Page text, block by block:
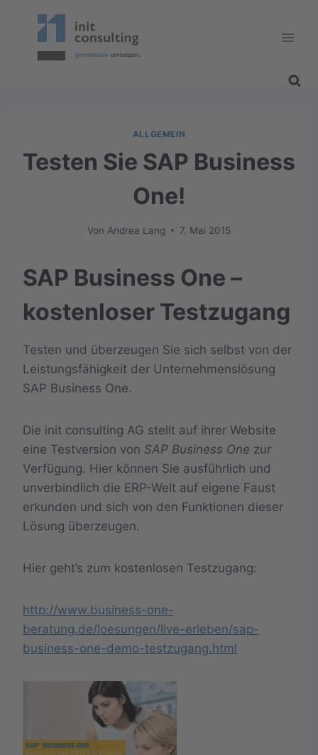
ALLGEMEIN
Testen Sie SAP Business
One!
Von Andrea Lang 7. Mai 2015
SAP Business One –
kostenloser Testzugang
Testen und überzeugen Sie sich selbst von der
Leistungsfähigkeit der Unternehmenslösung
SAP Business One.
Die init consulting AG stellt auf ihrer Website
eine Testversion von SAP Business One zur
Verfügung. Hier können Sie ausführlich und
unverbindlich die ERP-Welt auf eigene Faust
erkunden und sich von den Funktionen dieser
Lösung überzeugen.
Hier geht’s zum kostenlosen Testzugang:
http://www.business-one-
beratung.de/loesungen/live-erleben/sap-
business-one-demo-testzugang.html